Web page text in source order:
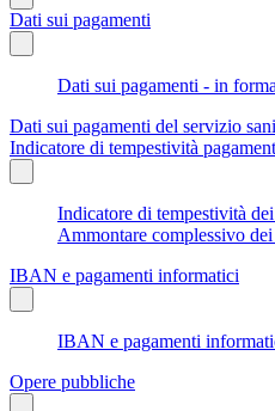
Dati sui pagamenti
Dati sui pagamenti - in
Dati sui pagamenti del servizio
Indicatore di tempestività
Indicatore di tempestività
Ammontare complessivo
IBAN e pagamenti informatici
IBAN e pagamenti
Opere pubbliche